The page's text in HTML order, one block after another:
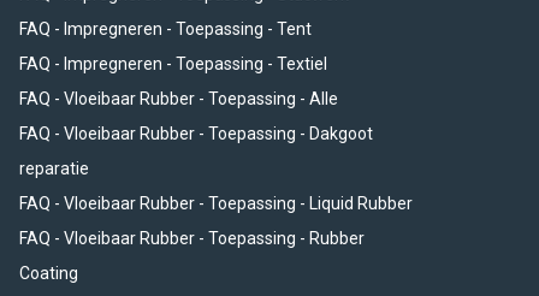
FAQ - Impregneren - Toepassing - Tent
FAQ - Impregneren - Toepassing - Textiel
FAQ - Vloeibaar Rubber - Toepassing - Alle
FAQ - Vloeibaar Rubber - Toepassing - Dakgoot
reparatie
FAQ - Vloeibaar Rubber - Toepassing - Liquid Rubber
FAQ - Vloeibaar Rubber - Toepassing - Rubber
Coating